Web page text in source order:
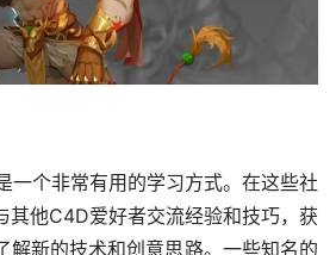
一个非常有用的学习方式。在这些社
其他C4D爱好者交流经验和技巧，获
解新的技术和创意思路。一些知名的